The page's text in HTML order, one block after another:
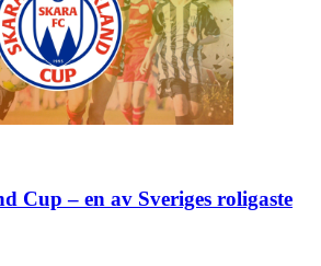
Cup – en av Sveriges roligaste